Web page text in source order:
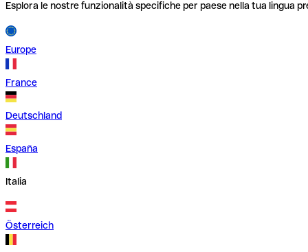
Esplora le nostre funzionalità specifiche per paese nella tua lingua
Europe
France
Deutschland
España
Italia
Österreich